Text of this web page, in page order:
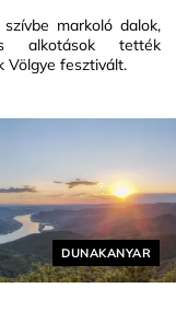
Helyszín
DUNAKANYAR
markoló dalok,
alkotások tették
Völgye fesztivált.